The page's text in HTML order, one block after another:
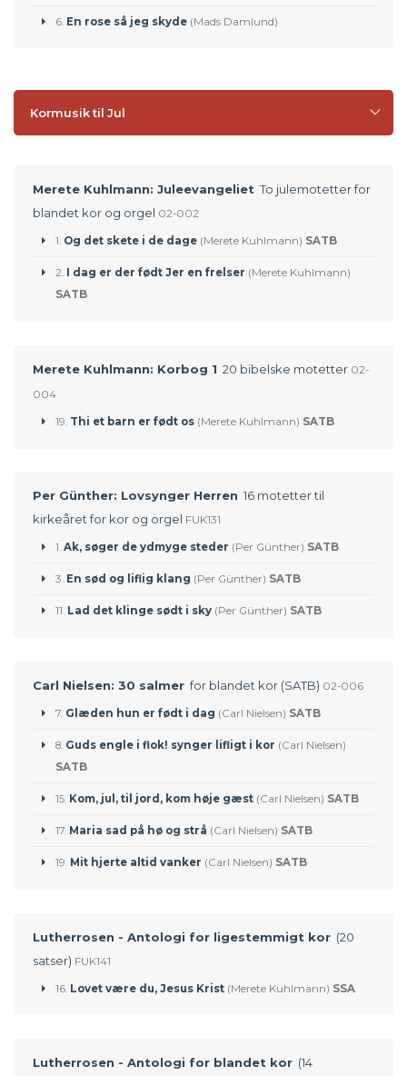
6. En rose så jeg skyde(Mads Damlund)
Kormusik til Jul
Merete Kuhlmann: Juleevangeliet To julemotetter for
blandet kor og orgel 02-002
1. Og det skete i de dage(Merete Kuhlmann) SATB
2. I dag er der født Jer en frelser (Merete Kuhlmann)
SATB
Merete Kuhlmann: Korbog 1 20 bibelske motetter 02-
004
19. Thi et barn er født os(Merete Kuhlmann) SATB
Per Günther: Lovsynger Herren 16 motetter til
kirkeåret for kor og orgel FUK131
1. Ak, søger de ydmyge steder (Per Günther) SATB
3. En sød og liflig klang (Per Günther) SATB
11. Lad det klinge sødt i sky(Per Günther) SATB
Carl Nielsen: 30 salmerfor blandet kor (SATB) 02-006
7. Glæden hun er født i dag (Carl Nielsen) SATB
8. Guds engle i flok! synger lifligt i kor (Carl Nielsen)
SATB
15. Kom, jul, til jord, kom høje gæst(Carl Nielsen) SATB
17. Maria sad på hø og strå (Carl Nielsen) SATB
19. Mit hjerte altid vanker (Carl Nielsen) SATB
Lutherrosen - Antologi for ligestemmigt kor(20
satser) FUK141
16. Lovet være du, Jesus Krist(Merete Kuhlmann) SSA
Lutherrosen - Antologi for blandet kor(14